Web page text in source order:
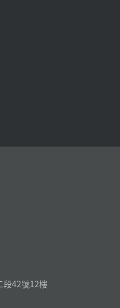
段42號12樓